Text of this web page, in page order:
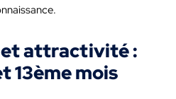
attractivité :
13ème mois